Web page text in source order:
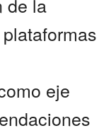
eje